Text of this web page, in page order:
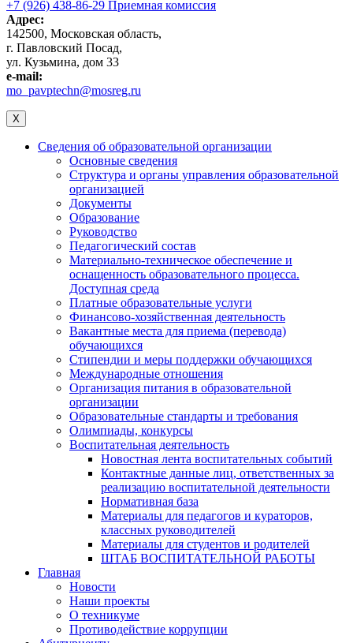
+7 (926) 438-86-29 Приемная комиссия
Адрес:
142500, Московская область,
г. Павловский Посад,
ул. Кузьмина, дом 33
e-mail:
mo_pavptechn@mosreg.ru
X
Сведения об образовательной организации
Основные сведения
Структура и органы управления образовательной
организацией
Документы
Образование
Руководство
Педагогический состав
Материально-техническое обеспечение и
оснащенность образовательного процесса.
Доступная среда
Платные образовательные услуги
Финансово-хозяйственная деятельность
Вакантные места для приема (перевода)
обучающихся
Стипендии и меры поддержки обучающихся
Международные отношения
Организация питания в образовательной
организации
Образовательные стандарты и требования
Олимпиады, конкурсы
Воспитательная деятельность
Новостная лента воспитательных событий
Контактные данные лиц, ответственных за
реализацию воспитательной деятельности
Нормативная база
Материалы для педагогов и кураторов,
классных руководителей
Материалы для студентов и родителей
ШТАБ ВОСПИТАТЕЛЬНОЙ РАБОТЫ
Главная
Новости
Наши проекты
О техникуме
Противодействие коррупции